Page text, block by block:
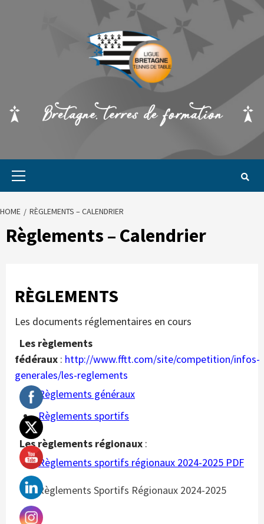
HOME RÈGLEMENTS – CALENDRIER
Règlements – Calendrier
RÈGLEMENTS
Les documents réglementaires en cours
Les règlements
fédéraux : http://www.fftt.com/site/competition/infos-
generales/les-reglements
Règlements généraux
Règlements sportifs
Les règlements régionaux :
Règlements sportifs régionaux 2024-2025 PDF
Règlements Sportifs Régionaux 2024-2025